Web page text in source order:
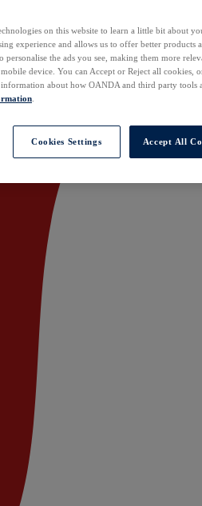
on this website to learn a little bit about
experience and allows us to offer better products
personalise the ads you see, making them more
device. You can Accept or Reject all cookies,
about how OANDA and third party tools
Cookies Settings Accept All